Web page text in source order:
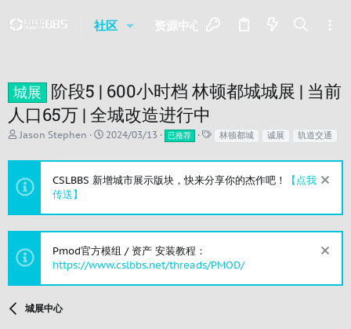
社区 资源中心 最新消息 名人
城展
阶段5 | 600小时档 林顿都城城展 | 当前
人口65万 | 全城改造进行中
主
发
人
Jason Stephen
开
时
2024/03/13 已推荐
标林顿都城 诚展 轨道交通
CSLBBS 新增城市展示版块，快来分享你的杰作吧！
【点我
传送】
Pmod官方模组 / 资产 安装教程：
https://www.cslbbs.net/threads/PMOD/
城展中心